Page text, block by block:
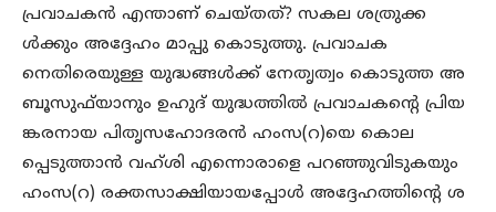
പ്രവാചകന്‍ എന്താണ് ചെയ്തത്? സകല ശത്രുക്ക
ള്‍ക്കും അദ്ദേഹം മാപ്പു കൊടുത്തു. പ്രവാചക
നെതിരെയുള്ള യുദ്ധങ്ങള്‍ക്ക് നേതൃത്വം കൊടുത്ത അ
ബൂസുഫ്‌യാനും ഉഹുദ് യുദ്ധത്തില്‍ പ്രവാചകന്‍റെ പ്രിയ
ങ്കരനായ പിതൃസഹോദരന്‍ ഹംസ(റ)യെ കൊല
പ്പെടുത്താന്‍ വഹ്ശി എന്നൊരാളെ പറഞ്ഞുവിടുകയും
ഹംസ(റ) രക്തസാക്ഷിയായപ്പോള്‍ അദ്ദേഹത്തിന്റെ ശ